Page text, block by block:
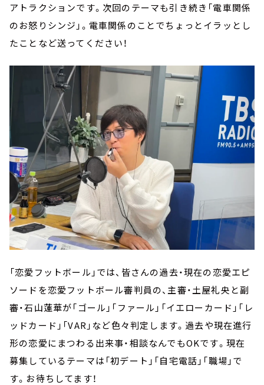
アトラクションです。次回のテーマも引き続き「電車関係
のお怒りシンジ」。電車関係のことでちょっとイラッとし
たことなど送ってください！
「恋愛フットボール」では、皆さんの過去・現在の恋愛エピ
ソードを恋愛フットボール審判員の、主審・土屋礼央と副
審・石山蓮華が「ゴール」「ファール」「イエローカード」「レ
ッドカード」「VAR」など色々判定します。過去や現在進行
形の恋愛にまつわる出来事・相談なんでもOKです。現在
募集しているテーマは「初デート」「自宅電話」「職場」で
す。お待ちしてます！